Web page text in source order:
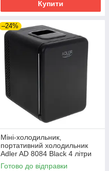
Купити
–24%
Міні-холодильник,
портативний холодильник
Adler AD 8084 Black 4 літри
охолодження нагрівання
Готово до відправки